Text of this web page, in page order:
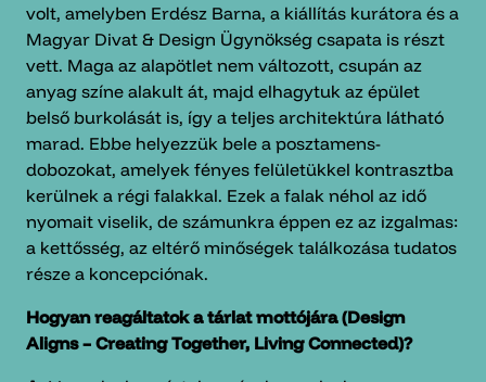
volt, amelyben Erdész Barna, a kiállítás kurátora és a
Magyar Divat & Design Ügynökség csapata is részt
vett. Maga az alapötlet nem változott, csupán az
anyag színe alakult át, majd elhagytuk az épület
belső burkolását is, így a teljes architektúra látható
marad. Ebbe helyezzük bele a posztamens-
dobozokat, amelyek fényes felületükkel kontrasztba
kerülnek a régi falakkal. Ezek a falak néhol az idő
nyomait viselik, de számunkra éppen ez az izgalmas:
a kettősség, az eltérő minőségek találkozása tudatos
része a koncepciónak.
Hogyan reagáltatok a tárlat mottójára (Design
Aligns – Creating Together, Living Connected)?